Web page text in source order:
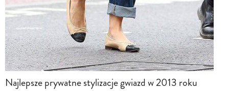
Najlepsze prywatne stylizacje gwiazd w 2013 roku